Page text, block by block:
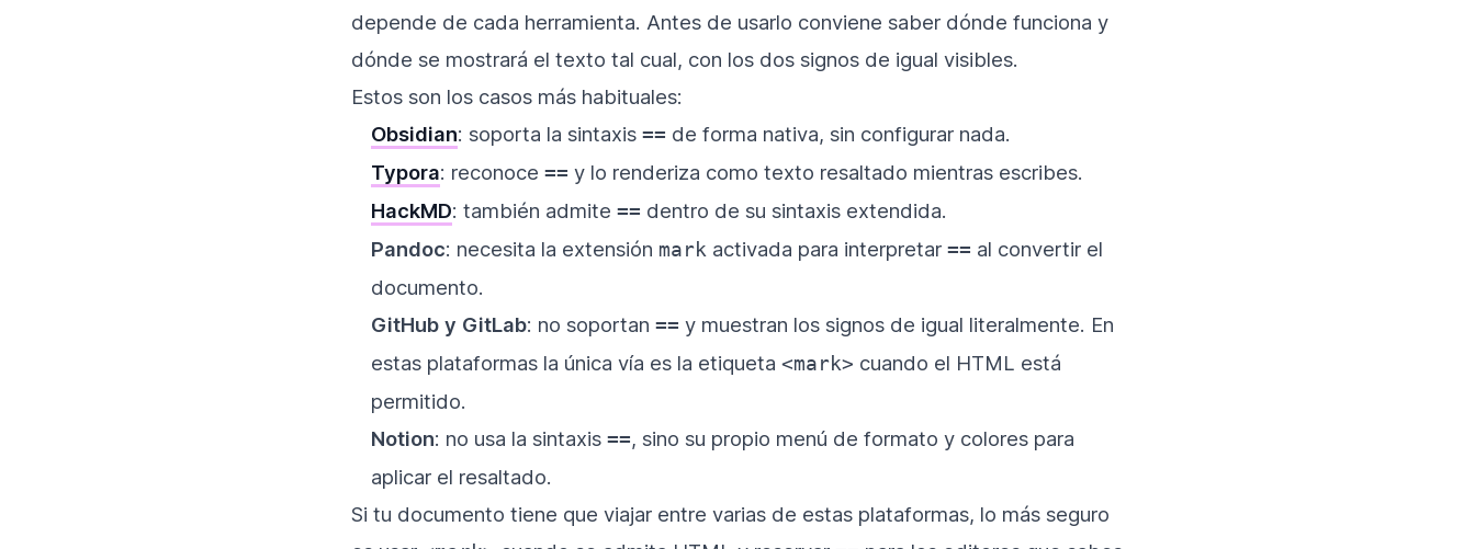
depende de cada herramienta. Antes de usarlo conviene saber dónde funciona y
dónde se mostrará el texto tal cual, con los dos signos de igual visibles.
Estos son los casos más habituales:
Obsidian: soporta la sintaxis== de forma nativa, sin configurar nada.
Typora: reconoce== y lo renderiza como texto resaltado mientras escribes.
HackMD: también admite== dentro de su sintaxis extendida.
Pandoc: necesita la extensión mark activada para interpretar== al convertir el
documento.
GitHub y GitLab: no soportan== y muestran los signos de igual literalmente. En
estas plataformas la única vía es la etiqueta<mark> cuando el HTML está
permitido.
Notion: no usa la sintaxis==, sino su propio menú de formato y colores para
aplicar el resaltado.
Si tu documento tiene que viajar entre varias de estas plataformas, lo más seguro